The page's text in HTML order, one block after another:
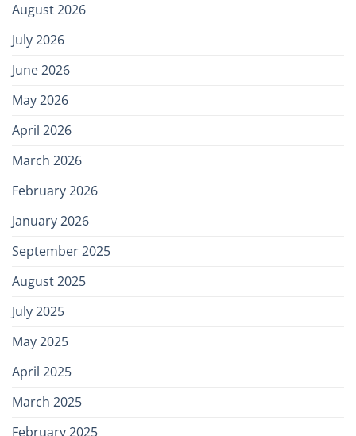
August 2026
July 2026
June 2026
May 2026
April 2026
March 2026
February 2026
January 2026
September 2025
August 2025
July 2025
May 2025
April 2025
March 2025
February 2025